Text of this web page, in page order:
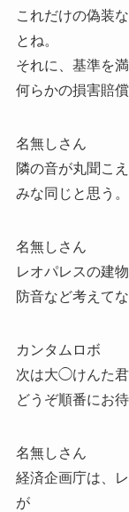
これだけの偽装
とね。
それに、基準を
何らかの損害賠
名無しさん
隣の音が丸聞こ
みな同じと思う。
名無しさん
レオパレスの建
防音など考えて
カンタムロボ
次は大◯けんた
どうぞ順番にお
名無しさん
経済企画庁は、
が